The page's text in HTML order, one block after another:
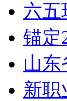
六五
锚定
山东
新职